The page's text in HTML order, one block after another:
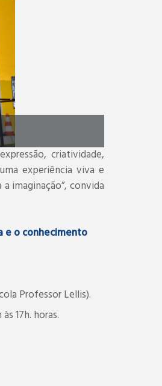
criatividade,
experiência viva e
imaginação”, convida
e o conhecimento
Professor Lellis).
17h. horas.